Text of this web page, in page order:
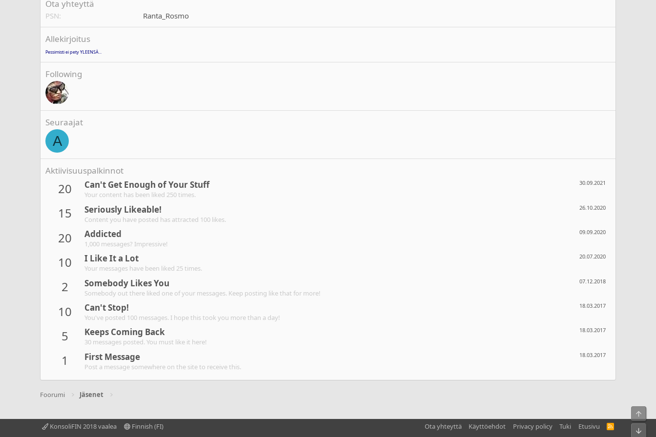
Ota yhteyttä
PSN Ranta_Rosmo
Allekirjoitus
Pessimisti ei pety YLEENSÄ...
Following
Seuraajat
A
Aktiivisuuspalkinnot
20 30.09.2021
Can't Get Enough of Your Stuff
Your content has been liked 250 times.
15 26.10.2020
Seriously Likeable!
Content you have posted has attracted 100 likes.
20 09.09.2020
Addicted
1,000 messages? Impressive!
10 20.07.2020
I Like It a Lot
Your messages have been liked 25 times.
2 07.12.2018
Somebody Likes You
Somebody out there liked one of your messages. Keep posting like that for more!
10 18.03.2017
Can't Stop!
You've posted 100 messages. I hope this took you more than a day!
5 18.03.2017
Keeps Coming Back
30 messages posted. You must like it here!
1 18.03.2017
First Message
Post a message somewhere on the site to receive this.
Foorumi Jäsenet
KonsoliFIN 2018 vaalea Finnish (FI) Ota yhteyttä Käyttöehdot Privacy policy Tuki Etusivu
R